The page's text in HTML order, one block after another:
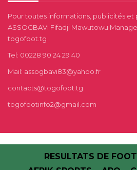
Pour toutes informations, publicités
ASSOGBAVI Fifadji Mawutowu
togofoot.tg
Tel: 00228 90 24 29 40
Mail: assogbavi83@yahoo.fr
contacts@togofoot.tg
togofootinfo2@gmail.com
RESULTATS DE